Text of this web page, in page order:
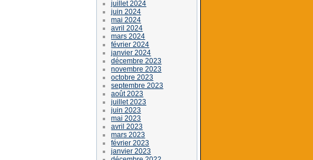
juillet 2024
juin 2024
mai 2024
avril 2024
mars 2024
février 2024
janvier 2024
décembre 2023
novembre 2023
octobre 2023
septembre 2023
août 2023
juillet 2023
juin 2023
mai 2023
avril 2023
mars 2023
février 2023
janvier 2023